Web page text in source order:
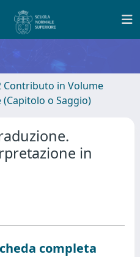
Contributo in Volume
o Saggio)
in
completa